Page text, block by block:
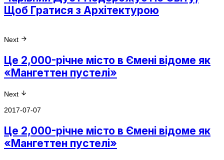
Щоб Гратися з Архітектурою
Next
Це 2,000-річне місто в Ємені відоме як
«Мангеттен пустелі»
Next
2017-07-07
Це 2,000-річне місто в Ємені відоме як
«Мангеттен пустелі»